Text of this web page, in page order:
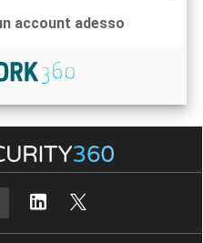
account adesso